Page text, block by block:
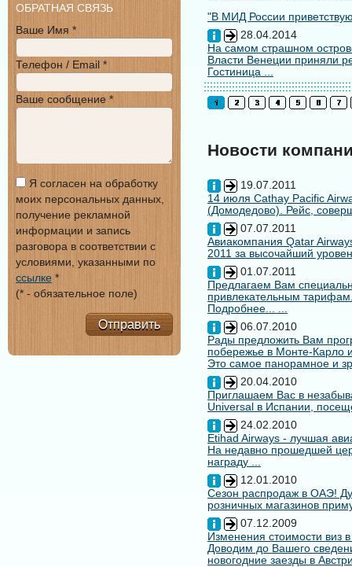
"В МИД России
28.04.2014
На самом страшном
Власти Венеции приняли
Гостиница ...
Новости
19.07.2011
14 июля Cathay Pacific
(Домодедово). Рейс,
07.07.2011
Авиакомпания Qatar
2011 за высочайший
01.07.2011
Предлагаем Вам
привлекательным
Подробнее... ...
06.07.2010
Рады предложить Вам
побережье в Монте-Карло
Это самое панорамное и
20.04.2010
Приглашаем Вас в
Universal в Испании,
24.02.2010
Etihad Airways - лучшая
На недавно прошедшей
награду ...
12.01.2010
Сезон распродаж в ОАЭ!
розничных магазинов
07.12.2009
Изменения стоимости виз
Доводим до Вашего
новогодние заезды в
ОБРАТНАЯ СВЯЗЬ
Ваше Имя *
Телефон / Email *
Ваше сообщение *
Я согласен на обработку
моих персональных данных,
получение рекламной
информации и запись
разговора в соответствии с
условиями, указанными по
ссылке *
(* - обязательное поле)
Отправить